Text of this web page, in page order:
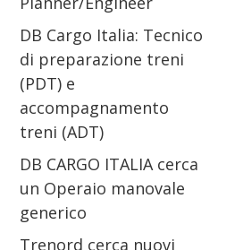
DB Cargo Italia: Tecnico
di preparazione treni
(PDT) e
accompagnamento
treni (ADT)
DB CARGO ITALIA cerca
un Operaio manovale
generico
Trenord cerca nuovi